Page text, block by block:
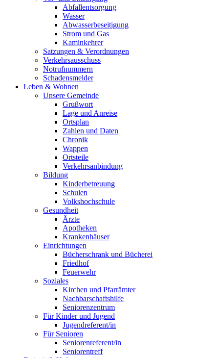
Abfallentsorgung
Wasser
Abwasserbeseitigung
Strom und Gas
Kaminkehrer
Satzungen & Verordnungen
Verkehrsausschuss
Notrufnummern
Schadensmelder
Leben & Wohnen
Unsere Gemeinde
Grußwort
Lage und Anreise
Ortsplan
Zahlen und Daten
Chronik
Wappen
Ortsteile
Verkehrsanbindung
Bildung
Kinderbetreuung
Schulen
Volkshochschule
Gesundheit
Ärzte
Apotheken
Krankenhäuser
Einrichtungen
Bücherschrank und Bücherei
Friedhof
Feuerwehr
Soziales
Kirchen und Pfarrämter
Nachbarschaftshilfe
Seniorenzentrum
Für Kinder und Jugend
Jugendreferent/in
Für Senioren
Seniorenreferent/in
Seniorentreff